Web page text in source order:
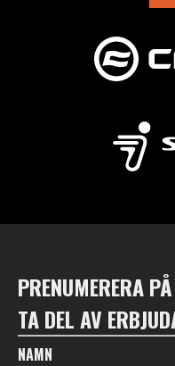
PRENUMERERA
TA DEL AV
NAMN